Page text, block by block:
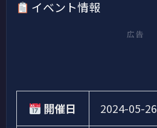
イベント情報
広告
開催日 2024-05-26